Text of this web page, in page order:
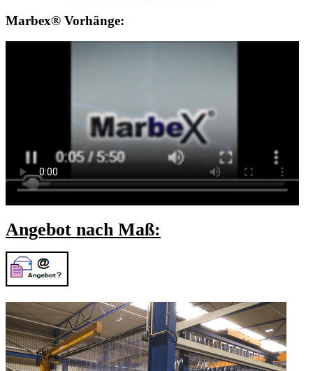
Marbex® Vorhänge:
Angebot nach Maß: